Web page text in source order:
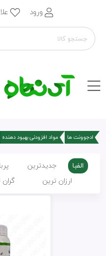
ورود
ادجوونت ها مواد افزودنی بهبود دهنده
الفبا جدیدترین
ارزان ترین